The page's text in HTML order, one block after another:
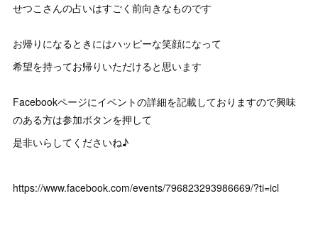
せつこさんの占いはすごく前向きなものです
お帰りになるときにはハッピーな笑顔になって
希望を持ってお帰りいただけると思います
Facebookページにイベントの詳細を記載しておりますので興味
のある方は参加ボタンを押して
是非いらしてくださいね♪
https://www.facebook.com/events/796823293986669/?ti=icl